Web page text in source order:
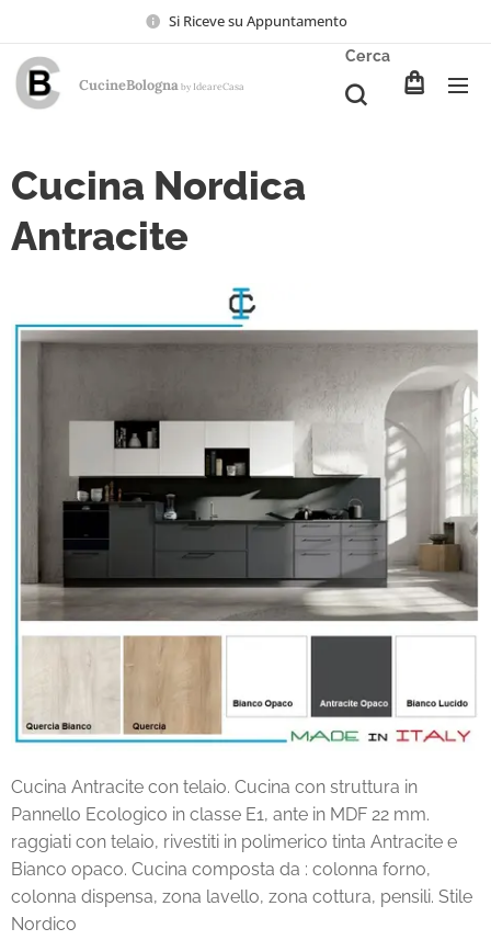
Si Riceve su Appuntamento
CucineBologna by IdeareCasa
Cerca
Cucina Nordica
Antracite
Cucina Antracite con telaio. Cucina con struttura in
Pannello Ecologico in classe E1, ante in MDF 22 mm.
raggiati con telaio, rivestiti in polimerico tinta Antracite e
Bianco opaco. Cucina composta da : colonna forno,
colonna dispensa, zona lavello, zona cottura, pensili. Stile
Nordico